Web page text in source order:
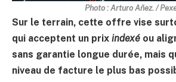
Photo : Arturo Añez. /
Sur le terrain, cette offre vise
qui acceptent un prix indexé ou
sans garantie longue durée, mais
niveau de facture le plus bas